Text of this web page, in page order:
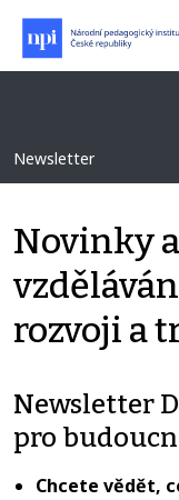
Newsletter
Novinky
rozvoji a
Newsletter
pro
Chcete vědět,